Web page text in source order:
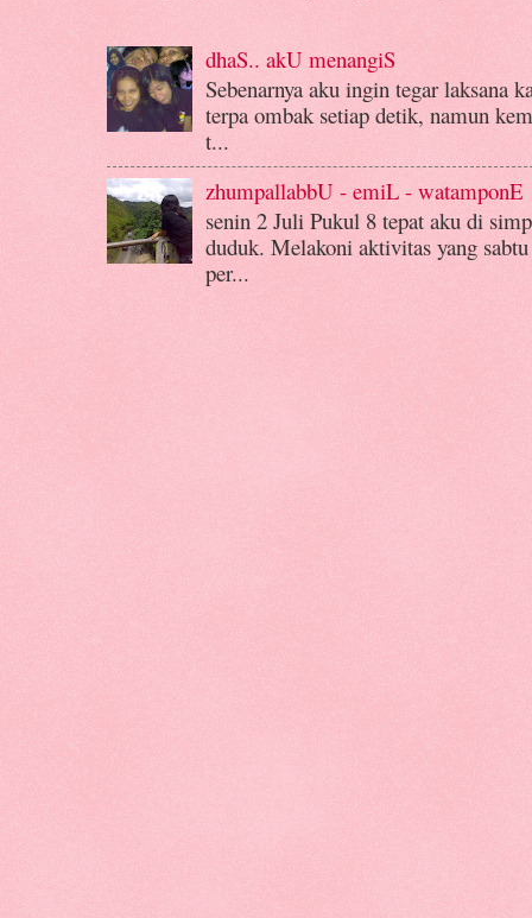
dhaS.. akU menangiS
Sebenarnya aku ingin tegar laksana
terpa ombak setiap detik, namun
t...
zhumpallabbU - emiL - watamponE
senin 2 Juli Pukul 8 tepat aku di
duduk. Melakoni aktivitas yang
per...